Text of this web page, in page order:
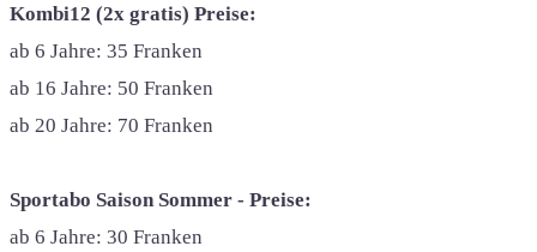
Kombi12 (2x gratis) Preise:
ab 6 Jahre: 35 Franken
ab 16 Jahre: 50 Franken
ab 20 Jahre: 70 Franken
Sportabo Saison Sommer - Preise:
ab 6 Jahre: 30 Franken